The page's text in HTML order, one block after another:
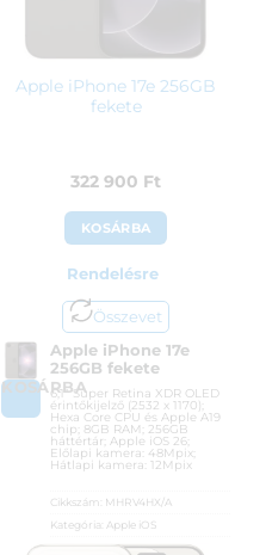
Apple iPhone 17e 256GB
fekete
322 900 Ft
KOSÁRBA
Rendelésre
Összevet
KOSÁRBA
Apple iPhone 17e
256GB fekete
6,1″ Super Retina XDR OLED
érintőkijelző (2532 x 1170);
Hexa Core CPU és Apple A19
chip; 8GB RAM; 256GB
háttértár; Apple iOS 26;
Előlapi kamera: 48Mpix;
Hátlapi kamera: 12Mpix
Cikkszám: MHRV4HX/A
Kategória: Apple iOS
Apple